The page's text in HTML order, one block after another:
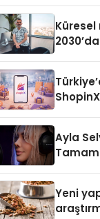
Küresel
Ayla
Yeni